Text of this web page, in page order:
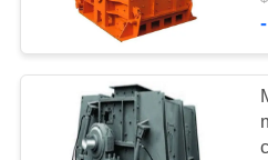
PRIVACY
POLICY